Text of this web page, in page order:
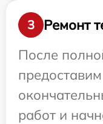
3
Ремонт
После
работ и